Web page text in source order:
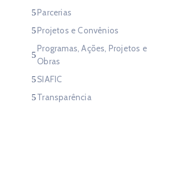
Parcerias
Projetos e Convênios
Programas, Ações, Projetos e
Obras
SIAFIC
Transparência